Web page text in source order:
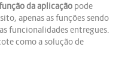
da aplicaçãopode
apenas as funções sendo
funcionalidades entregues.
como a solução de